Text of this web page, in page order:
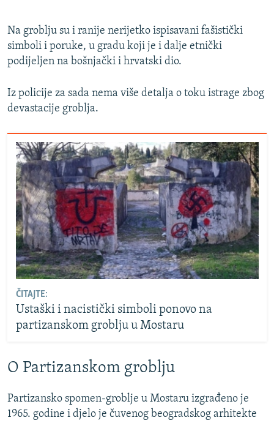
Na groblju su i ranije nerijetko ispisavani fašistički
simboli i poruke, u gradu koji je i dalje etnički
podijeljen na bošnjački i hrvatski dio.
Iz policije za sada nema više detalja o toku istrage zbog
devastacije groblja.
ČITAJTE:
Ustaški i nacistički simboli ponovo na
partizanskom groblju u Mostaru
O Partizanskom groblju
Partizansko spomen-groblje u Mostaru izgrađeno je
1965. godine i djelo je čuvenog beogradskog arhitekte